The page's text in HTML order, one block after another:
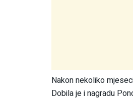
Nakon nekoliko
Dobila je i nagradu